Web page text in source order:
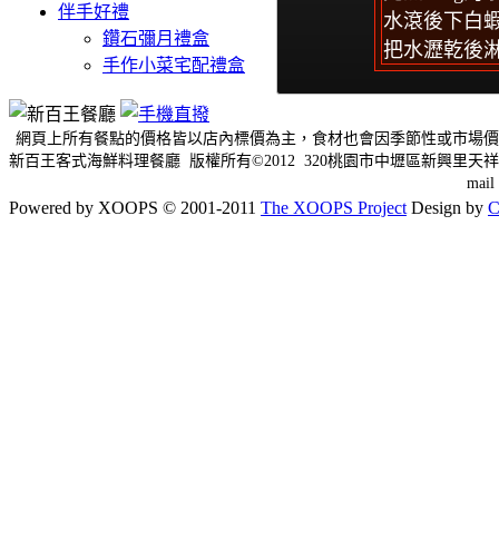
伴手好禮
鑽石彌月禮盒
手作小菜宅配禮盒
水滾後下白
把水瀝乾後
網頁上所有餐點的價格皆以店內標價為主，食材也會因季節性或市場
新百王客式海鮮料理餐廳 版權所有©2012 320桃園市中壢區新興里
mail
Powered by XOOPS © 2001-2011 The XOOPS Project Design by